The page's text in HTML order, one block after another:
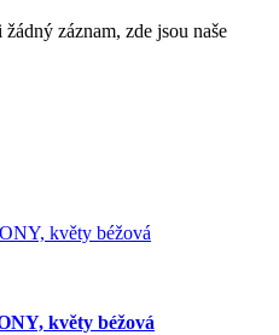
záznam, zde jsou naše
květy béžová